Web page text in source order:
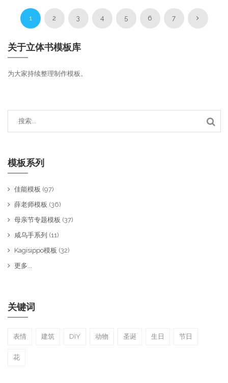
1 2 3 4 5 6 7
关于立体书模板库
为大家持续整理制作模板。
模板系列
佳能模板 (97)
薛老师模板 (36)
母亲节专题模板 (37)
咸乌手系列 (11)
Kagisippo模板 (32)
更多...
关键词
表情 建筑 DIY 动物 圣诞 生日 节日
花